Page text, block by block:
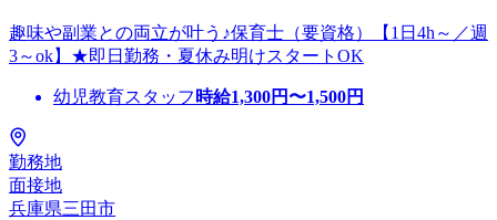
趣味や副業との両立が叶う♪保育士（要資格）【1日4h～／週
3～ok】★即日勤務・夏休み明けスタートOK
幼児教育スタッフ 時給1,300円〜1,500円
勤務地
面接地
兵庫県三田市